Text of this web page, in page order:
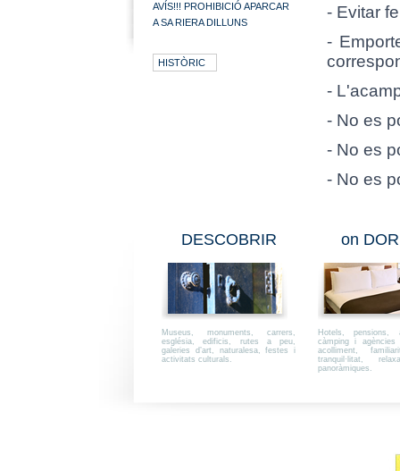
AVÍS!!! PROHIBICIÓ APARCAR
A SA RIERA DILLUNS
HISTÒRIC
- Evitar
-
-
- No es
- No es
- No es
DESCOBRIR
Museus, monuments, carrers,
església, edificis, rutes a peu,
galeries d’art, naturalesa, festes i
activitats culturals.
on
Hotels, pensions,
càmping i agències
acolliment,
tranquil·litat,
panoràmiques.